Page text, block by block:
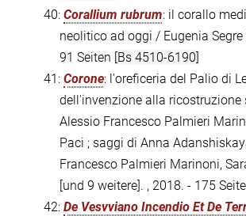
40: Corallium rubrum: il corallo
neolitico ad oggi / Eugenia
91 Seiten [Bs 4510-6190]
41: Corone: l'oreficeria del Palio di
dell'invenzione alla ricostruzione
Alessio Francesco Palmieri
Paci ; saggi di Anna
Francesco Palmieri Marinoni,
[und 9 weitere]. , 2018. - 175
42: De Vesvviano Incendio Et De